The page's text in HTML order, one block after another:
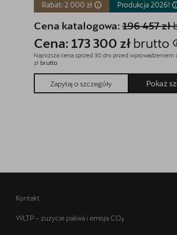
Rabat: 2 000 zł Produkcja 2026!
Cena katalogowa: 196 457 zł
Cena: 173 300 zł brutto
Najniższa cena sprzed 30 dni przed wprowadzeniem
zł brutto
Zapytaj o szczegóły Pokaż
Kontakt
WLTP – zużycie paliwa i emisja CO₂